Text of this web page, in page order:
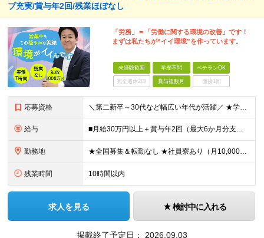
ブ充実/賞与年2回/残業ほぼなし
「労務」＝「労働に関する環境の改善」です！
まずは私たちが“イイ環境”を作っています。
未経験歓迎 学歴不問 ベテランOK
完全週休2日 賞与複数月 面接1回
応募資格 ＼第二新卒～30代など幅広い年代が活躍／ ★学歴不問 ★第二新卒歓迎 社会保険や労務の知識は必要ありません。 業界未経験からスタートできます！ ＼優遇します！／ ★何かしらの営業経験をお持ちの方（
給与 ■月給30万円以上＋賞与年2回（最大6か月分支給実績あり）＋インセンティブ ★インセンティブ毎月支給 └最大で30～65万円を獲得する社員も └入社5年未満の社員の月平均インセンティブ15万円 ★社
勤務地 ★全国募集＆転勤なし ★社員寮あり（月10,000円～） ※勤務地による ★直行直帰OK ★車・自転車・バイク通勤OK ※一部事務所 【北海道・東北】 札幌事務所、仙台事務所 【関東】 大宮事務所
残業時間 10時間以内
求人を見る 検討中に入れる
掲載終了予定日： 2026.09.03